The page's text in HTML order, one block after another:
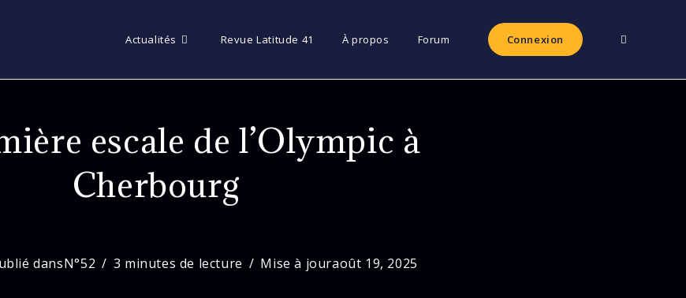
Actualités Revue Latitude 41 À propos Forum Connexion Toggle
escale de l’Olympic à
Cherbourg
dansN°52 3 minutes de lecture Mise à jouraoût 19, 2025